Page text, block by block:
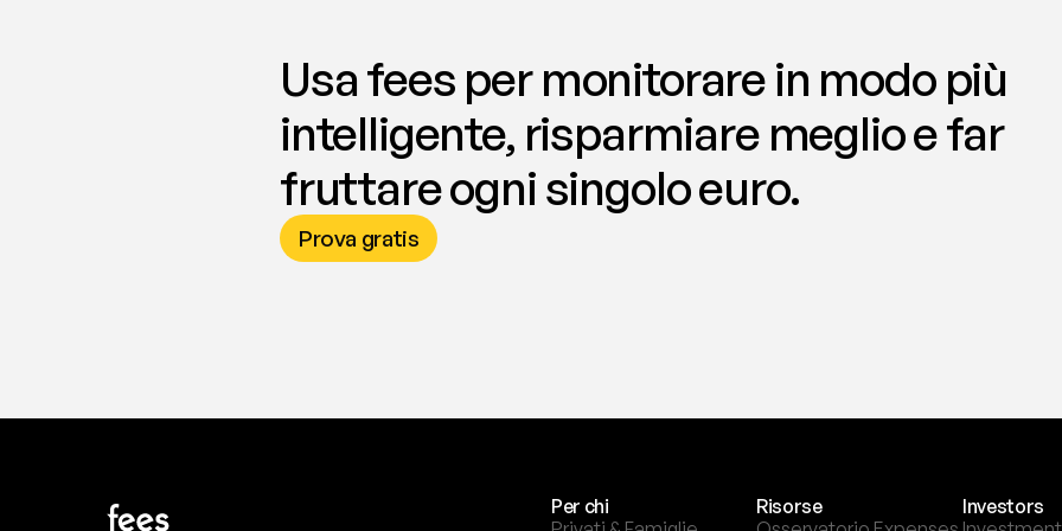
Usa fees per monitorare in modo più
intelligente, risparmiare meglio e far
fruttare ogni singolo euro.
Prova gratis
Per chi
Risorse
Investors